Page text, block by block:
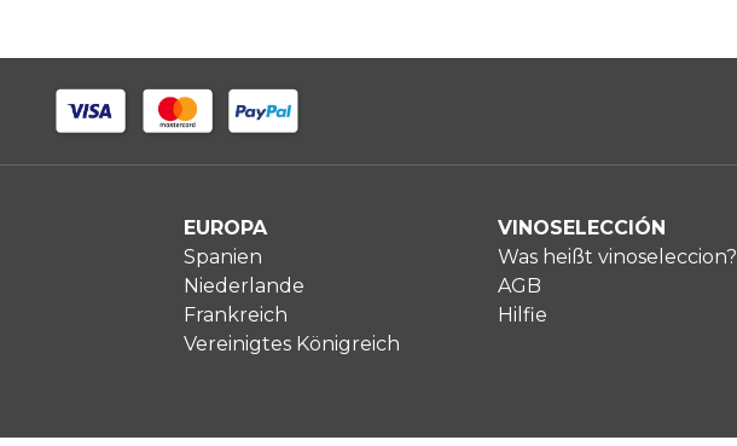
EUROPA
Spanien
Niederlande
Frankreich
Vereinigtes Königreich
VINOSELECCIÓN
Was heißt vinoseleccion?
AGB
Hilfie